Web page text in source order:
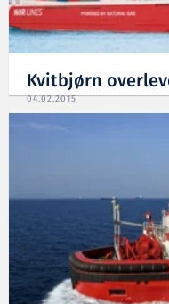
Kvitbjørn
04.02.2015